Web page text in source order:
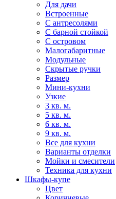
Для дачи
Встроенные
С антресолями
С барной стойкой
С островом
Малогабаритные
Модульные
Скрытые ручки
Размер
Мини-кухни
Узкие
3 кв. м.
5 кв. м.
6 кв. м.
9 кв. м.
Все для кухни
Варианты отделки
Мойки и смесители
Техника для кухни
Шкафы-купе
Цвет